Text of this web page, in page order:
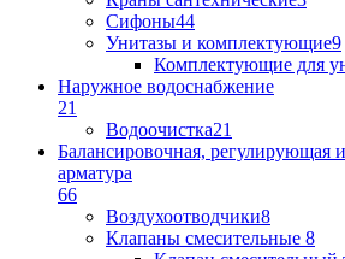
Сифоны44
Унитазы и комплектующие9
Комплектующие для
Наружное водоснабжение
21
Водоочистка21
Балансировочная, регулирующая
арматура
66
Воздухоотводчики8
Клапаны cмесительные 8